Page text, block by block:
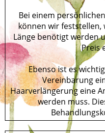
Bei einem
können wir feststellen,
Länge benötigt werden
Preis
Ebenso ist es
Vereinbarung
Haarverlängerung eine
werden muss.